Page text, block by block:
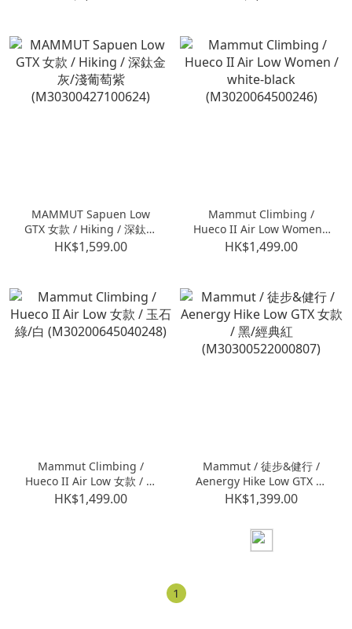
MAMMUT Sapuen Low
GTX 女款 / Hiking / 深鈦金
灰/淺葡萄紫
HK$1,599.00
Mammut Climbing /
Hueco II Air Low Women /
white-black
HK$1,499.00
Mammut Climbing /
Hueco II Air Low 女款 / 玉
石綠/白
HK$1,499.00
Mammut / 徒步&健行 /
Aenergy Hike Low GTX 女
款 / 黑/經典紅
HK$1,399.00
1